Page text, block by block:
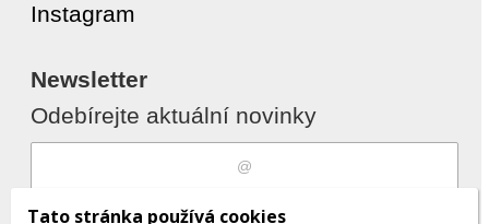
Instagram
Newsletter
Odebírejte aktuální novinky
Souhlasím szpracováním osobních
Tato stránka používá cookies